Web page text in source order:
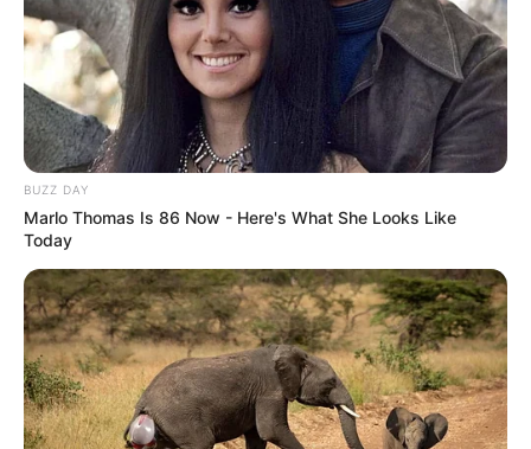
BUZZ DAY
Marlo Thomas Is 86 Now - Here's What She Looks Like
Today